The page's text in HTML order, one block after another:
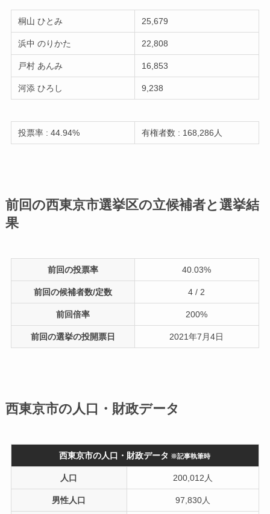
桐山 ひとみ 25,679
浜中 のりかた 22,808
戸村 あんみ 16,853
河添 ひろし 9,238
投票率 : 44.94% 有権者数 : 168,286人
前回の西東京市選挙区の立候補者と選挙結
果
前回の投票率 40.03%
前回の候補者数/定数 4 / 2
前回倍率 200%
前回の選挙の投開票日 2021年7月4日
西東京市の人口・財政データ
西東京市の人口・財政データ ※記事執筆時
人口 200,012人
男性人口 97,830人